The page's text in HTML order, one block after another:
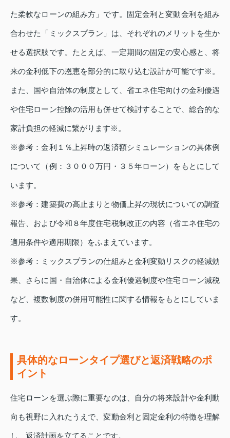
た柔軟なローンの組み方」です。固定金利と変動金利を組み
合わせた「ミックスプラン」は、それぞれのメリットを生か
せる選択肢です。たとえば、一定期間の固定の安心感と、将
来の金利低下の恩恵を部分的に取り込む設計が可能です※。
また、国や自治体の制度として、省エネ住宅向けの金利優遇
や住宅ローン控除の活用も併せて検討することで、総合的な
家計負担の軽減に繋がります※。
※参考：金利１％上昇時の返済額シミュレーションの具体例
について（例：３０００万円・３５年ローン）をもとにして
います。
※参考：建築費の高止まりと物価上昇の現状についての調査
報告、および令和８年度住宅税制改正の内容（省エネ住宅の
適用条件や適用期限）をふまえています。
※参考：ミックスプランの仕組みと金利変動リスクの軽減効
果、さらに国・自治体による金利優遇制度や住宅ローン減税
など、複数制度の併用可能性に関する情報をもとにしていま
す。
具体的なローンタイプ選びと返済戦略のポ
イント
住宅ローンを選ぶ際に重要なのは、自分の将来設計や金利動
向も視野に入れたうえで、変動金利と固定金利の特徴を理解
し、返済計画を立てることです。